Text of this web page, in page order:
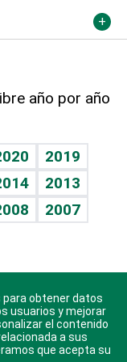
año por año
2019
2013
2007
Android, iOS y
obtener datos
usuarios y mejorar
el contenido
a sus
que acepta su